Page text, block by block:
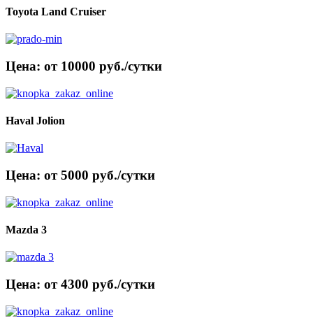
Toyota Land Cruiser
Цена: от 10000 руб./сутки
Haval Jolion
Цена: от 5000 руб./сутки
Mazda 3
Цена: от 4300 руб./сутки